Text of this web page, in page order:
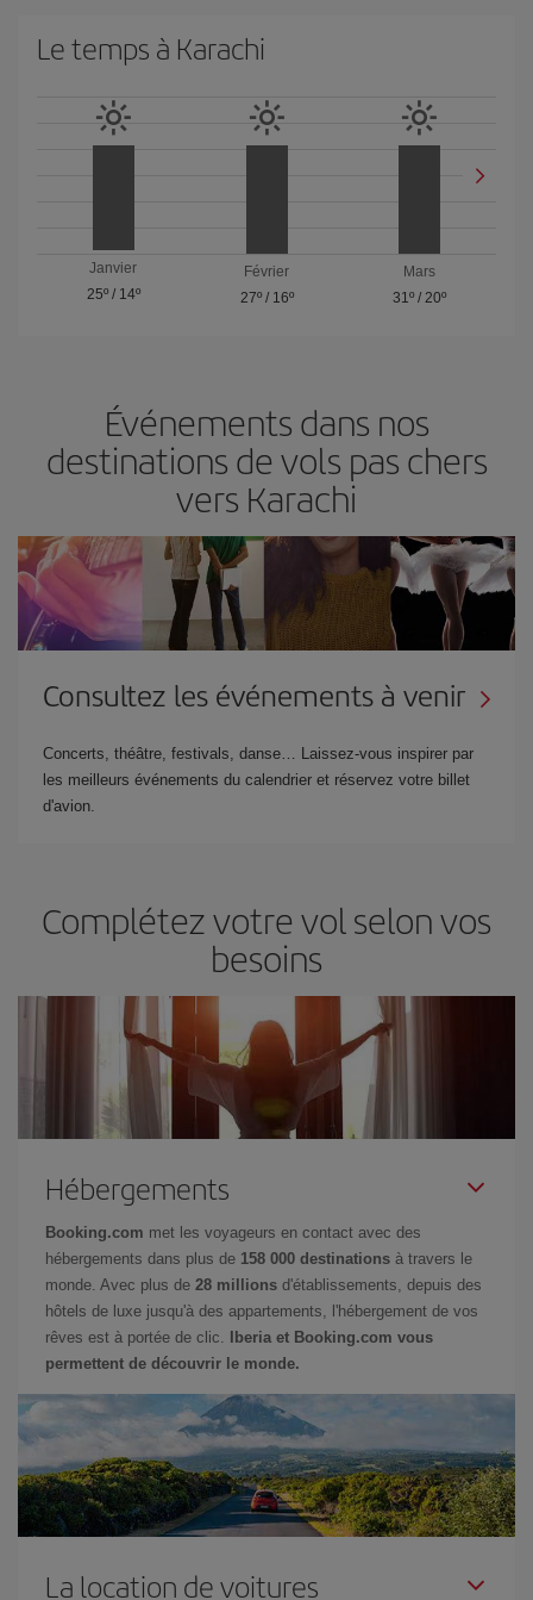
Le temps à Karachi
Janvier
25º/ 14º
Février
27º/ 16º
Mars
31º / 20º
Événements dans nos
destinations de vols pas chers
vers Karachi
Consultez les événements à venir
Concerts, théâtre, festivals, danse… Laissez-vous inspirer par
les meilleurs événements du calendrier et réservez votre billet
d'avion.
Complétez votre vol selon vos
besoins
Hébergements
Booking.com met les voyageurs en contact avec des
hébergements dans plus de 158 000 destinations à travers le
monde. Avec plus de 28 millions d'établissements, depuis des
hôtels de luxe jusqu'à des appartements, l'hébergement de vos
rêves est à portée de clic.
Iberia et Booking.com vous
permettent de découvrir le monde.
La location de voitures